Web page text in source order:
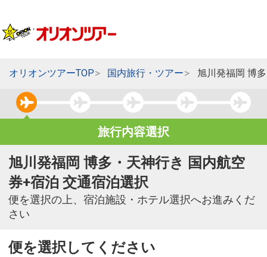
オリオンツアーTOP 国内旅行・ツアー 旭川発福岡 博
旅行内容選択
旭川発福岡 博多・天神行き 国内航空
券+宿泊 交通宿泊選択
便を選択の上、宿泊施設・ホテル選択へお進みくだ
さい
便を選択してください